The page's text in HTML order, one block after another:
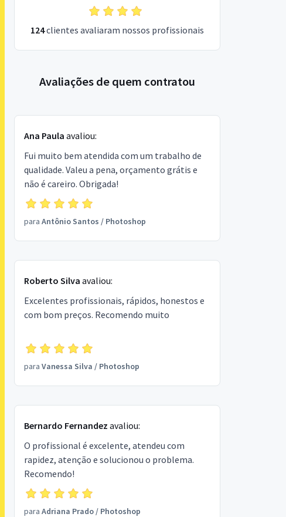
124clientes avaliaram nossos profissionais
Avaliações de quem contratou
Ana Paula avaliou:
Fui muito bem atendida com um trabalho de
qualidade. Valeu a pena, orçamento grátis e
não é careiro. Obrigada!
para Antônio Santos / Photoshop
Roberto Silva avaliou:
Excelentes profissionais, rápidos, honestos e
com bom preços. Recomendo muito
para Vanessa Silva / Photoshop
Bernardo Fernandez avaliou:
O profissional é excelente, atendeu com
rapidez, atenção e solucionou o problema.
Recomendo!
para Adriana Prado/ Photoshop